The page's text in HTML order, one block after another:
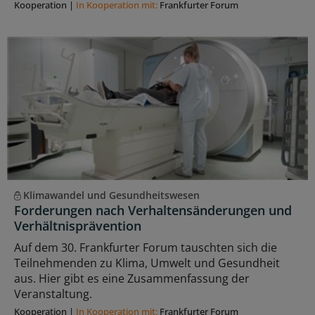
Kooperation | In Kooperation mit: Frankfurter Forum
Klimawandel und Gesundheitswesen
Forderungen nach Verhaltensänderungen und
Verhältnisprävention
Auf dem 30. Frankfurter Forum tauschten sich die
Teilnehmenden zu Klima, Umwelt und Gesundheit
aus. Hier gibt es eine Zusammenfassung der
Veranstaltung.
Kooperation | In Kooperation mit: Frankfurter Forum